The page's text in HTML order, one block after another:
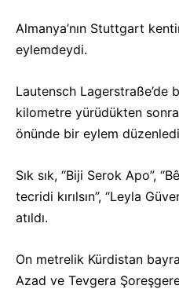
Almanya’nın Stuttgart
eylemdeydi.
Lautensch Lagerstraße’de
kilometre yürüdükten
önünde bir eylem
Sık sık, “Biji Serok Apo”,
tecridi kırılsın”, “Leyla
atıldı.
On metrelik Kürdistan
Azad ve Tevgera